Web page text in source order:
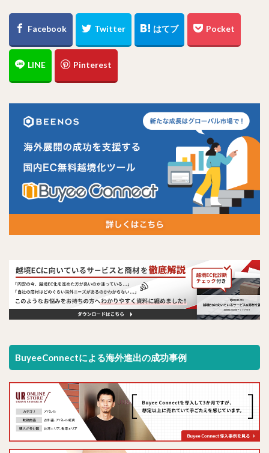
BuyeeConnectによる海外進出の成功事例